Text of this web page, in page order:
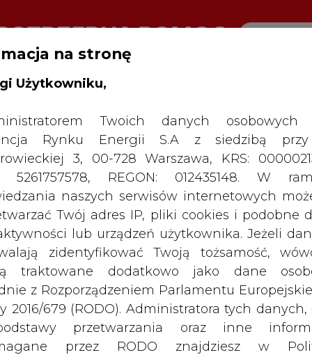
ZMIANY KADROWE NA RYNKU
na stronę
Użytkowniku,
Twoich danych osobowych
Rynku Energii S.A z siedzibą
3, 00-728 Warszawa, KRS:
5261757578, REGON: 012435148. W
naszych serwisów internetowych
Twój adres IP, pliki cookies i podobne
lub urządzeń użytkownika. Jeżeli
zidentyfikować Twoją tożsamość,
traktowane dodatkowo jako dane
z Rozporządzeniem Parlamentu
2016/679 (RODO). Administratora tych danych,
przetwarzania oraz inne
przez RODO znajdziesz w
Centrum usłyszało zarzuty poświadczania nieprawdy
drukuj skomentuj udostępnij:
Centrum usłyszało
w dokumentach